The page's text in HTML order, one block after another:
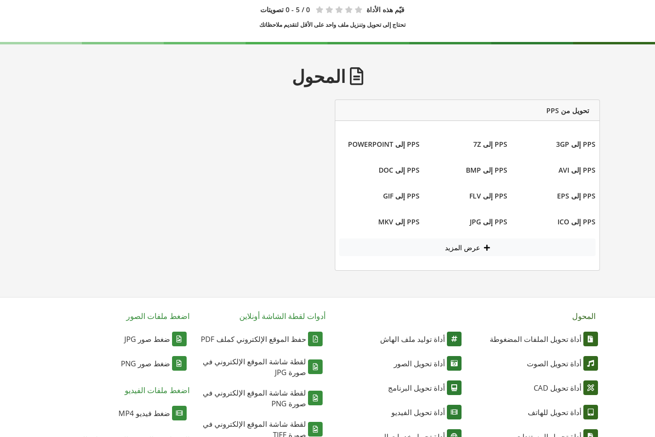
قيّم هذه الأداة 0 / 5 - 0 تصويتات
تحتاج إلى تحويل وتنزيل ملف واحد على الأقل لتقديم ملاحظاتك
المحول
تحويل من PPS
PPS إلى 3GP PPS إلى 7Z PPS إلى POWERPOINT
PPS إلى AVI PPS إلى BMP PPS إلى DOC
PPS إلى EPS PPS إلى FLV PPS إلى GIF
PPS إلى ICO PPS إلى JPG PPS إلى MKV
عرض المزيد
المحول
أداة تحويل الملفات المضغوطة
أداة تحويل الصوت
أداة تحويل CAD
أداة تحويل للهاتف
أداة توليد ملف الهاش
أداة تحويل الصور
أداة تحويل البرنامج
أداة تحويل الفيديو
أدوات لقطة الشاشة أونلاين
حفظ الموقع الإلكتروني كملف PDF
لقطة شاشة الموقع الإلكتروني في
صورة JPG
لقطة شاشة الموقع الإلكتروني في
صورة PNG
لقطة شاشة الموقع الإلكتروني في
صورة TIFF
اضغط ملفات الصور
ضغط صور JPG
ضغط صور PNG
اضغط ملفات الفيديو
ضغط فيديو MP4